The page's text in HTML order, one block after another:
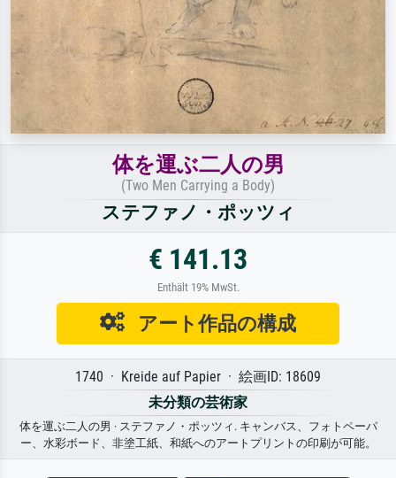
体を運ぶ二人の男
(Two Men Carrying a Body)
ステファノ・ポッツィ
€ 141.13
Enthält 19% MwSt.
アート作品の構成
1740 · Kreide auf Papier · 絵画ID: 18609
未分類の芸術家
体を運ぶ二人の男 · ステファノ・ポッツィ. キャンバス、フォトペーパ
ー、水彩ボード、非塗工紙、和紙へのアートプリントの印刷が可能。